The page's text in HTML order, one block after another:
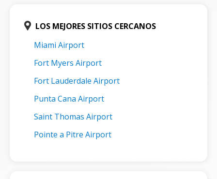
LOS MEJORES SITIOS CERCANOS
Miami Airport
Fort Myers Airport
Fort Lauderdale Airport
Punta Cana Airport
Saint Thomas Airport
Pointe a Pitre Airport